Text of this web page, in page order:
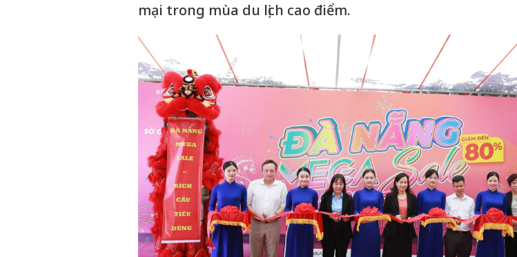
mại trong mùa du lịch cao điểm.